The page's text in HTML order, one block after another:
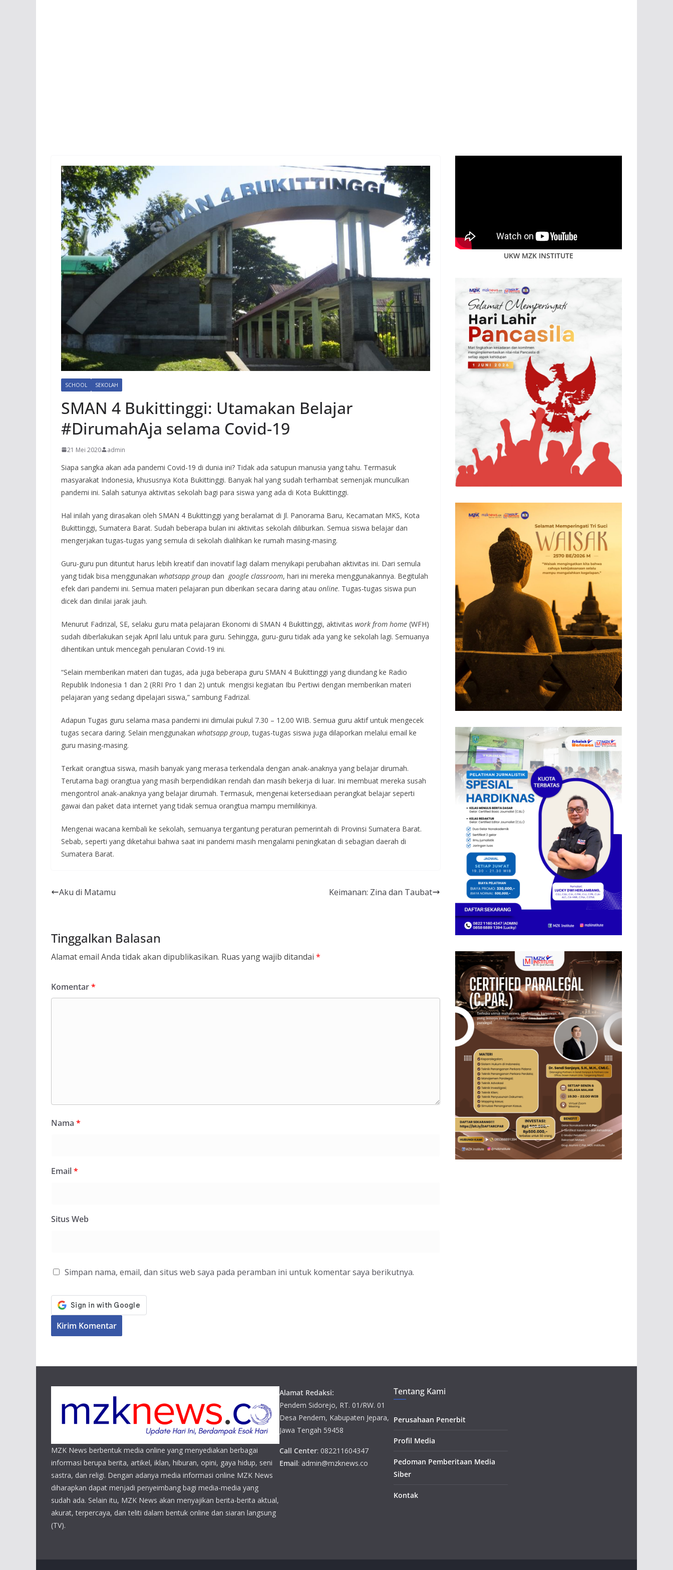
SCHOOL SEKOLAH
SMAN 4 Bukittinggi: Utamakan Belajar
#DirumahAja selama Covid-19
21 Mei 2020 admin
Siapa sangka akan ada pandemi Covid-19 di dunia ini? Tidak ada satupun manusia yang tahu. Termasuk
masyarakat Indonesia, khususnya Kota Bukittinggi. Banyak hal yang sudah terhambat semenjak munculkan
pandemi ini. Salah satunya aktivitas sekolah bagi para siswa yang ada di Kota Bukittinggi.
Hal inilah yang dirasakan oleh SMAN 4 Bukittinggi yang beralamat di Jl. Panorama Baru, Kecamatan MKS, Kota
Bukittinggi, Sumatera Barat. Sudah beberapa bulan ini aktivitas sekolah diliburkan. Semua siswa belajar dan
mengerjakan tugas-tugas yang semula di sekolah dialihkan ke rumah masing-masing.
Guru-guru pun dituntut harus lebih kreatif dan inovatif lagi dalam menyikapi perubahan aktivitas ini. Dari semula
yang tidak bisa menggunakan whatsapp group dan google classroom, hari ini mereka menggunakannya. Begitulah
efek dari pandemi ini. Semua materi pelajaran pun diberikan secara daring atau online. Tugas-tugas siswa pun
dicek dan dinilai jarak jauh.
Menurut Fadrizal, SE, selaku guru mata pelajaran Ekonomi di SMAN 4 Bukittinggi, aktivitas work from home (WFH)
sudah diberlakukan sejak April lalu untuk para guru. Sehingga, guru-guru tidak ada yang ke sekolah lagi. Semuanya
dihentikan untuk mencegah penularan Covid-19 ini.
“Selain memberikan materi dan tugas, ada juga beberapa guru SMAN 4 Bukittinggi yang diundang ke Radio
Republik Indonesia 1 dan 2 (RRI Pro 1 dan 2) untuk mengisi kegiatan Ibu Pertiwi dengan memberikan materi
pelajaran yang sedang dipelajari siswa,” sambung Fadrizal.
Adapun Tugas guru selama masa pandemi ini dimulai pukul 7.30 – 12.00 WIB. Semua guru aktif untuk mengecek
tugas secara daring. Selain menggunakan whatsapp group, tugas-tugas siswa juga dilaporkan melalui email ke
guru masing-masing.
Terkait orangtua siswa, masih banyak yang merasa terkendala dengan anak-anaknya yang belajar dirumah.
Terutama bagi orangtua yang masih berpendidikan rendah dan masih bekerja di luar. Ini membuat mereka susah
mengontrol anak-anaknya yang belajar dirumah. Termasuk, mengenai ketersediaan perangkat belajar seperti
gawai dan paket data internet yang tidak semua orangtua mampu memilikinya.
Mengenai wacana kembali ke sekolah, semuanya tergantung peraturan pemerintah di Provinsi Sumatera Barat.
Sebab, seperti yang diketahui bahwa saat ini pandemi masih mengalami peningkatan di sebagian daerah di
Sumatera Barat.
Aku di Matamu Keimanan: Zina dan Taubat
Tinggalkan Balasan
Alamat email Anda tidak akan dipublikasikan. Ruas yang wajib ditandai *
Komentar*
Nama *
Email*
Situs Web
Simpan nama, email, dan situs web saya pada peramban ini untuk komentar saya berikutnya.
UKW MZK INSTITUTE
MZK News berbentuk media online yang menyediakan berbagai
informasi berupa berita, artikel, iklan, hiburan, opini, gaya hidup, seni
sastra, dan religi. Dengan adanya media informasi online MZK News
diharapkan dapat menjadi penyeimbang bagi media-media yang
sudah ada. Selain itu, MZK News akan menyajikan berita-berita aktual,
akurat, terpercaya, dan teliti dalam bentuk online dan siaran langsung
(TV).
Alamat Redaksi:
Pendem Sidorejo, RT. 01/RW. 01
Desa Pendem, Kabupaten Jepara,
Jawa Tengah 59458
Call Center: 082211604347
Email: admin@mzknews.co
Tentang Kami
Perusahaan Penerbit
Profil Media
Pedoman Pemberitaan Media
Siber
Kontak